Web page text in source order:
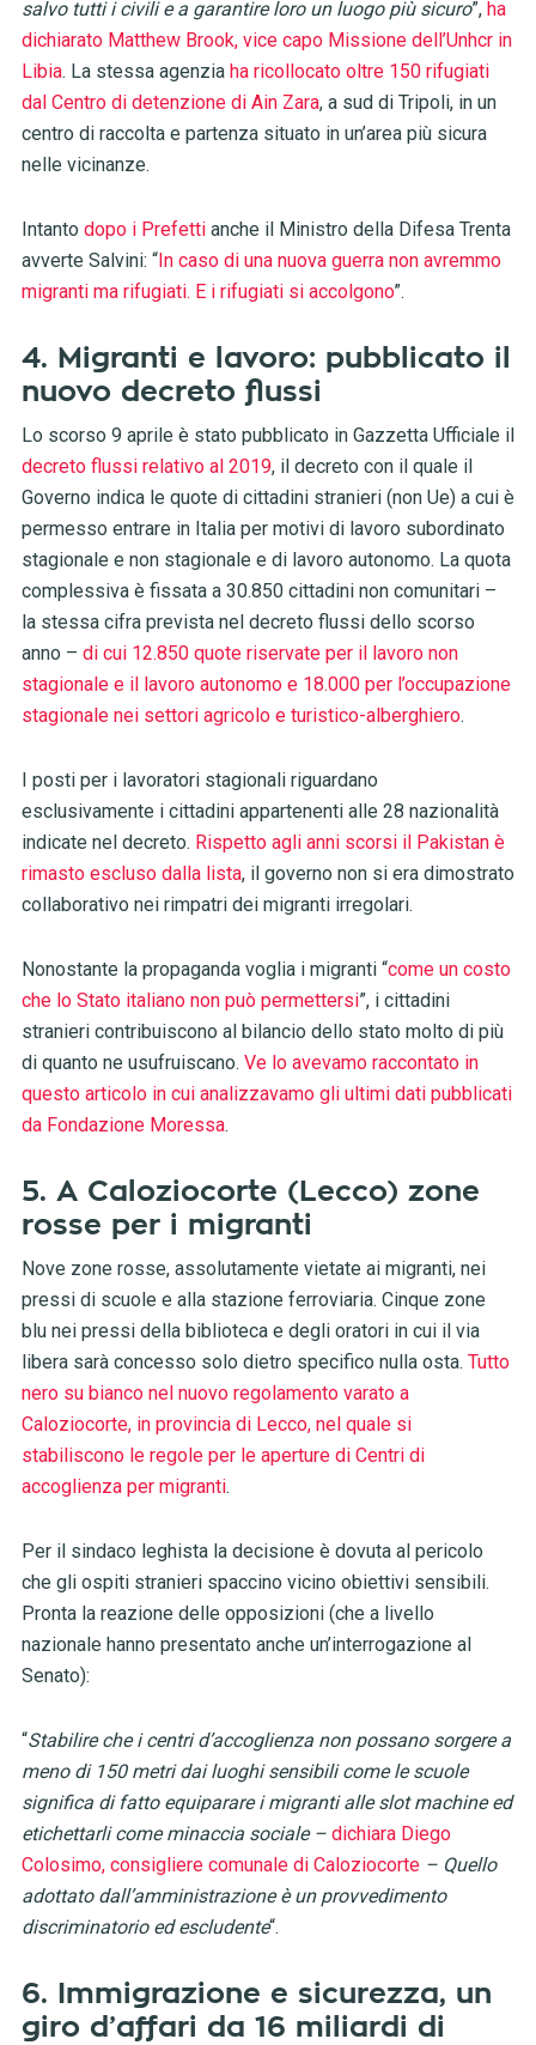
salvo tutti i civili e a garantire loro un luogo più sicuro”, ha
dichiarato Matthew Brook, vice capo Missione dell’Unhcr in
Libia. La stessa agenzia ha ricollocato oltre 150 rifugiati
dal Centro di detenzione di Ain Zara, a sud di Tripoli, in un
centro di raccolta e partenza situato in un’area più sicura
nelle vicinanze.
Intanto dopo i Prefettianche il Ministro della Difesa Trenta
avverte Salvini: “In caso di una nuova guerra non avremmo
migranti ma rifugiati. E i rifugiati si accolgono”.
4. Migranti e lavoro: pubblicato il
nuovo decreto flussi
Lo scorso 9 aprile è stato pubblicato in Gazzetta Ufficiale il
decreto flussi relativo al 2019, il decreto con il quale il
Governo indica le quote di cittadini stranieri (non Ue) a cui è
permesso entrare in Italia per motivi di lavoro subordinato
stagionale e non stagionale e di lavoro autonomo. La quota
complessiva è fissata a 30.850 cittadini non comunitari –
la stessa cifra prevista nel decreto flussi dello scorso
anno – di cui 12.850 quote riservate per il lavoro non
stagionale e il lavoro autonomo e 18.000 per l’occupazione
stagionale nei settori agricolo e turistico-alberghiero.
I posti per i lavoratori stagionali riguardano
esclusivamente i cittadini appartenenti alle 28 nazionalità
indicate nel decreto. Rispetto agli anni scorsi il Pakistan è
rimasto escluso dalla lista, il governo non si era dimostrato
collaborativo nei rimpatri dei migranti irregolari.
Nonostante la propaganda voglia i migranti “come un costo
che lo Stato italiano non può permettersi”, i cittadini
stranieri contribuiscono al bilancio dello stato molto di più
di quanto ne usufruiscano. Ve lo avevamo raccontato in
questo articolo in cui analizzavamo gli ultimi dati pubblicati
da Fondazione Moressa.
5. A Caloziocorte (Lecco) zone
rosse per i migranti
Nove zone rosse, assolutamente vietate ai migranti, nei
pressi di scuole e alla stazione ferroviaria. Cinque zone
blu nei pressi della biblioteca e degli oratori in cui il via
libera sarà concesso solo dietro specifico nulla osta. Tutto
nero su bianco nel nuovo regolamento varato a
Caloziocorte, in provincia di Lecco, nel quale si
stabiliscono le regole per le aperture di Centri di
accoglienza per migranti.
Per il sindaco leghista la decisione è dovuta al pericolo
che gli ospiti stranieri spaccino vicino obiettivi sensibili.
Pronta la reazione delle opposizioni (che a livello
nazionale hanno presentato anche un’interrogazione al
Senato):
“Stabilire che i centri d’accoglienza non possano sorgere a
meno di 150 metri dai luoghi sensibili come le scuole
significa di fatto equiparare i migranti alle slot machine ed
etichettarli come minaccia sociale – dichiara Diego
Colosimo, consigliere comunale di Caloziocorte – Quello
adottato dall’amministrazione è un provvedimento
discriminatorio ed escludente“.
6. Immigrazione e sicurezza, un
giro d’affari da 16 miliardi di